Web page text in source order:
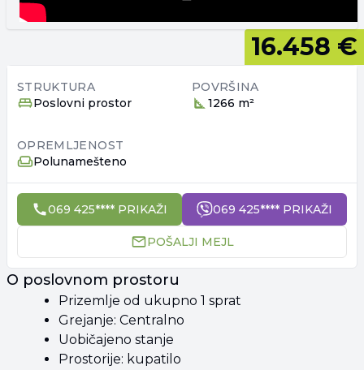
16.458 €
STRUKTURA
Poslovni prostor
POVRŠINA
1266 m²
OPREMLJENOST
Polunamešteno
069 425**** PRIKAŽI 069 425**** PRIKAŽI
POŠALJI MEJL
O poslovnom prostoru
Prizemlje od ukupno 1 sprat
Grejanje: Centralno
Uobičajeno stanje
Prostorije: kupatilo